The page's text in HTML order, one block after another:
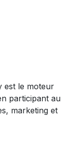
est le moteur
participant au
marketing et